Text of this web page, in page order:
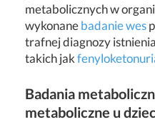
metabolicznych w
wykonanebadanie wes
trafnej diagnozy
takich jak
Badania
metaboliczne u